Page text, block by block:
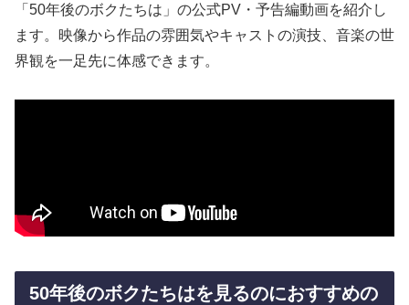
「50年後のボクたちは」の公式PV・予告編動画を紹介し
ます。映像から作品の雰囲気やキャストの演技、音楽の世
界観を一足先に体感できます。
50年後のボクたちはを見るのにおすすめの